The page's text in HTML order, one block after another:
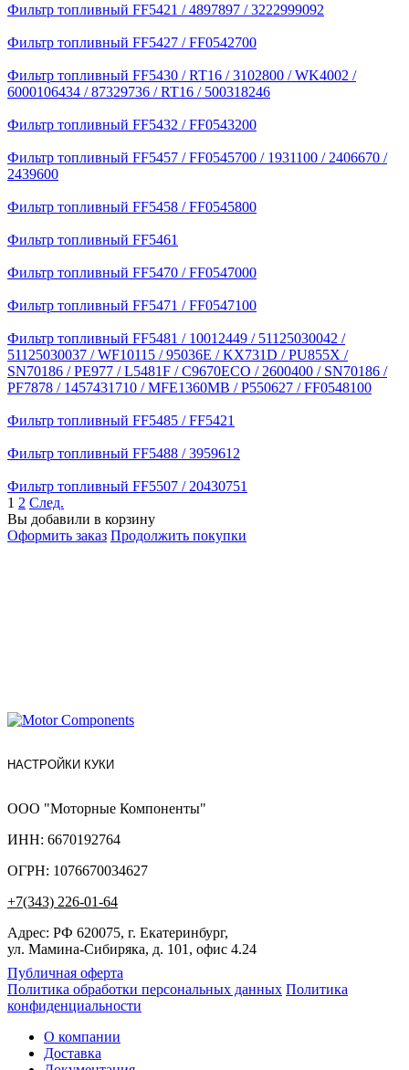
Фильтр топливный FF5421 / 4897897 / 3222999092
Фильтр топливный FF5427 / FF0542700
Фильтр топливный FF5430 / RT16 / 3102800 / WK4002 /
6000106434 / 87329736 / RT16 / 500318246
Фильтр топливный FF5432 / FF0543200
Фильтр топливный FF5457 / FF0545700 / 1931100 / 2406670 /
2439600
Фильтр топливный FF5458 / FF0545800
Фильтр топливный FF5461
Фильтр топливный FF5470 / FF0547000
Фильтр топливный FF5471 / FF0547100
Фильтр топливный FF5481 / 10012449 / 51125030042 /
51125030037 / WF10115 / 95036E / KX731D / PU855X /
SN70186 / PE977 / L5481F / C9670ECO / 2600400 / SN70186 /
PF7878 / 1457431710 / MFE1360MB / P550627 / FF0548100
Фильтр топливный FF5485 / FF5421
Фильтр топливный FF5488 / 3959612
Фильтр топливный FF5507 / 20430751
1 2 След.
Вы добавили в корзину
Оформить заказ Продолжить покупки
НАСТРОЙКИ КУКИ
ООО "Моторные Компоненты"
ИНН: 6670192764
ОГРН: 1076670034627
+7(343) 226-01-64
Адрес: РФ 620075, г. Екатеринбург,
ул. Мамина-Сибиряка, д. 101, офис 4.24
Публичная оферта
Политика обработки персональных данных Политика
конфиденциальности
О компании
Доставка